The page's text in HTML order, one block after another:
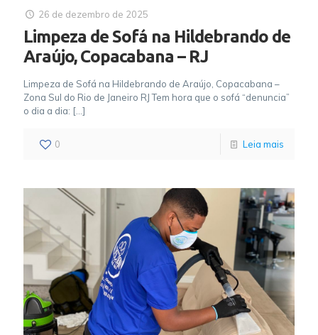
26 de dezembro de 2025
Limpeza de Sofá na Hildebrando de
Araújo, Copacabana – RJ
Limpeza de Sofá na Hildebrando de Araújo, Copacabana –
Zona Sul do Rio de Janeiro RJ Tem hora que o sofá “denuncia”
o dia a dia: […]
0 Leia mais